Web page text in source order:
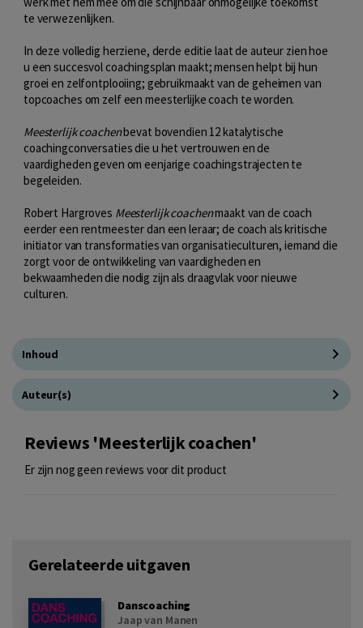
te verwezenlijken.
In deze volledig herziene, derde editie laat de auteur zien hoe
u een succesvol coachingsplan maakt; mensen helpt bij hun
groei en zelfontplooiing; gebruikmaakt van de geheimen van
topcoaches om zelf een meesterlijke coach te worden.
Meesterlijk coachenbevat bovendien 12 katalytische
coachingconversaties die u het vertrouwen en de
vaardigheden geven om eenjarige coachingstrajecten te
begeleiden.
Robert Hargroves Meesterlijk coachenmaakt van de coach
eerder een rentmeester dan een leraar; de coach als kritische
initiator van transformaties van organisatieculturen, iemand die
zorgt voor de ontwikkeling van vaardigheden en
bekwaamheden die nodig zijn als draagvlak voor nieuwe
culturen.
Inhoud
Auteur(s)
Reviews 'Meesterlijk coachen'
Er zijn nog geen reviews voor dit product
Gerelateerde uitgaven
Danscoaching
Jaap van Manen